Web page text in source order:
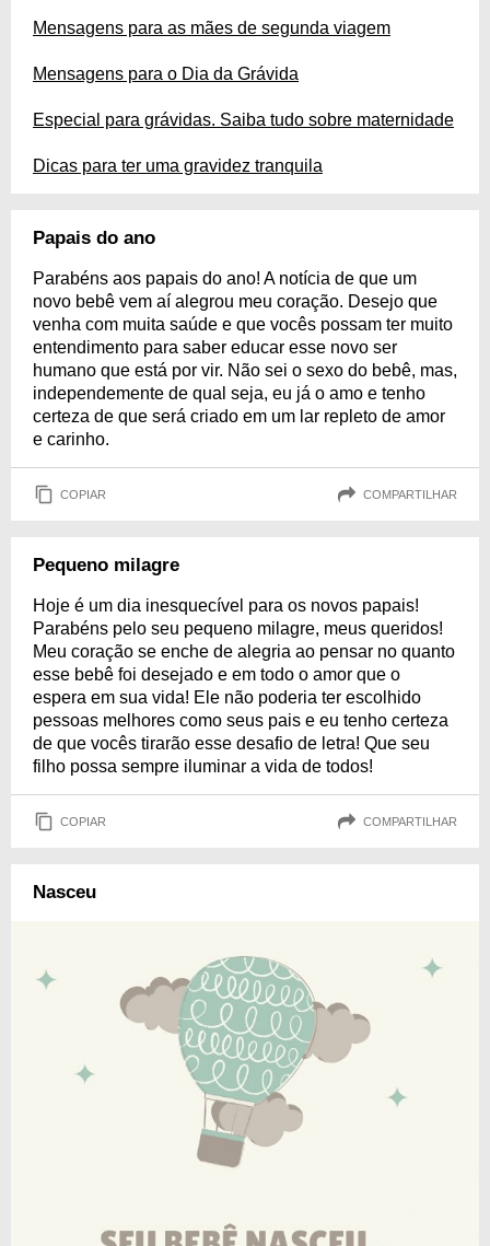
Mensagens para as mães de segunda viagem
Mensagens para o Dia da Grávida
Especial para grávidas. Saiba tudo sobre maternidade
Dicas para ter uma gravidez tranquila
Papais do ano
Parabéns aos papais do ano! A notícia de que um
novo bebê vem aí alegrou meu coração. Desejo que
venha com muita saúde e que vocês possam ter muito
entendimento para saber educar esse novo ser
humano que está por vir. Não sei o sexo do bebê, mas,
independemente de qual seja, eu já o amo e tenho
certeza de que será criado em um lar repleto de amor
e carinho.
COPIAR COMPARTILHAR
Pequeno milagre
Hoje é um dia inesquecível para os novos papais!
Parabéns pelo seu pequeno milagre, meus queridos!
Meu coração se enche de alegria ao pensar no quanto
esse bebê foi desejado e em todo o amor que o
espera em sua vida! Ele não poderia ter escolhido
pessoas melhores como seus pais e eu tenho certeza
de que vocês tirarão esse desafio de letra! Que seu
filho possa sempre iluminar a vida de todos!
COPIAR COMPARTILHAR
Nasceu